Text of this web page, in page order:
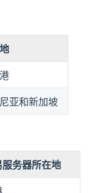
亚和新加坡
服务器所在地